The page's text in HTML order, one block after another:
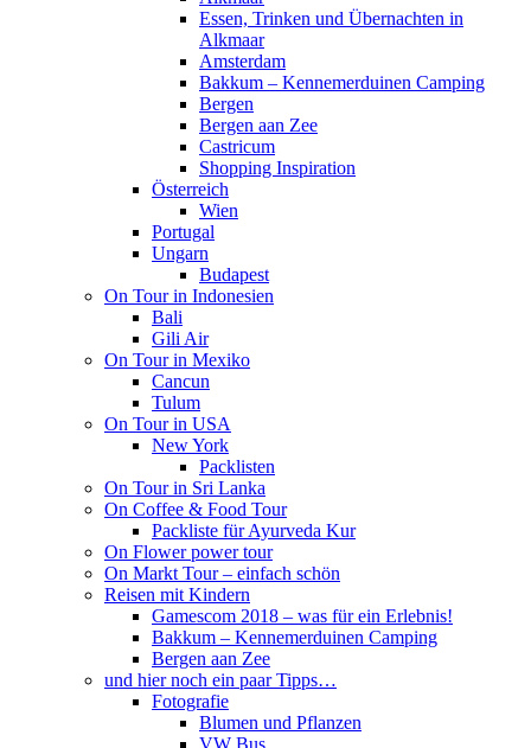
Essen, Trinken und Übernachten in
Alkmaar
Amsterdam
Bakkum – Kennemerduinen Camping
Bergen
Bergen aan Zee
Castricum
Shopping Inspiration
Österreich
Wien
Portugal
Ungarn
Budapest
On Tour in Indonesien
Bali
Gili Air
On Tour in Mexiko
Cancun
Tulum
On Tour in USA
New York
Packlisten
On Tour in Sri Lanka
On Coffee & Food Tour
Packliste für Ayurveda Kur
On Flower power tour
On Markt Tour – einfach schön
Reisen mit Kindern
Gamescom 2018 – was für ein Erlebnis!
Bakkum – Kennemerduinen Camping
Bergen aan Zee
und hier noch ein paar Tipps…
Fotografie
Blumen und Pflanzen
VW Bus